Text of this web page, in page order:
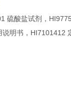
硫酸盐试剂，
说明书，HI7101412